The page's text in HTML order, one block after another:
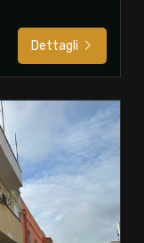
Dettagli